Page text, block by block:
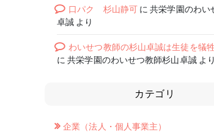
口パク 杉山静可に共栄学園のわい
卓誠 より
わいせつ教師の杉山卓誠は生徒を犠
に共栄学園のわいせつ教師杉山卓誠より
カテゴリ
企業（法人・個人事業主）